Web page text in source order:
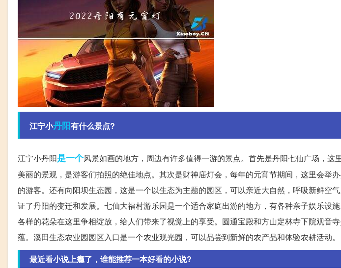
江宁小丹阳有什么景点?
江宁小丹阳是一个风景如画的地方，周边有许多值得一游的景点。首先是丹阳七仙广场，这
美丽的景观，是游客们拍照的绝佳地点。其次是财神庙灯会，每年的元宵节期间，这里会举
的游客。还有向阳坝生态园，这是一个以生态为主题的园区，可以亲近大自然，呼吸新鲜空
证了丹阳的变迁和发展。七仙大福村游乐园是一个适合家庭出游的地方，有各种亲子娱乐设
各样的花朵在这里争相绽放，给人们带来了视觉上的享受。圆通宝殿和方山定林寺下院观音
蕴。溪田生态农业园园区入口是一个农业观光园，可以品尝到新鲜的农产品和体验农耕活动。
最近看小说上瘾了，谁能推荐一本好看的小说?